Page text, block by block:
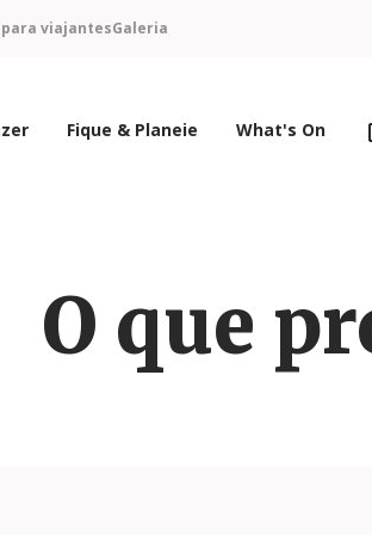
viajantesGaleria
Fique & Planeie What's On
O que